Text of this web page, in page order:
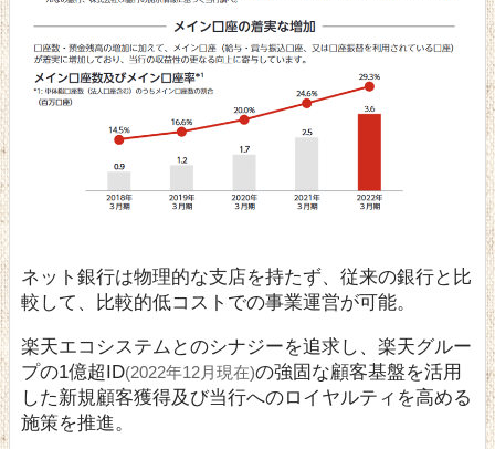
ネット銀行は物理的な支店を持たず、従来の銀行と比
較して、比較的低コストでの事業運営が可能。
楽天エコシステムとのシナジーを追求し、楽天グルー
プの1億超ID(2022年12月現在)の強固な顧客基盤を活用
した新規顧客獲得及び当行へのロイヤルティを高める
施策を推進。